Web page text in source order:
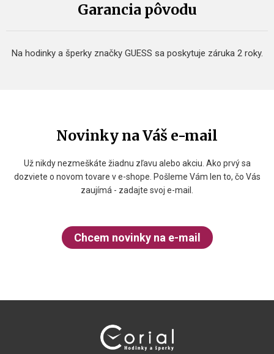
Garancia pôvodu
Na hodinky a šperky značky GUESS sa poskytuje záruka 2 roky.
Novinky na Váš e-mail
Už nikdy nezmeškáte žiadnu zľavu alebo akciu. Ako prvý sa
dozviete o novom tovare v e-shope. Pošleme Vám len to, čo Vás
zaujímá - zadajte svoj e-mail.
Chcem novinky na e-mail